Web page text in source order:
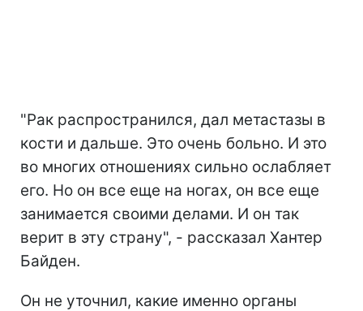
"Рак распространился, дал метастазы в
кости и дальше. Это очень больно. И это
во многих отношениях сильно ослабляет
его. Но он все еще на ногах, он все еще
занимается своими делами. И он так
верит в эту страну", - рассказал Хантер
Байден.
Он не уточнил, какие именно органы